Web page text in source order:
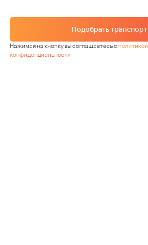
Подобрать транспорт
Нажимая на кнопку вы соглашаетесь сполитикой
конфиденциальности